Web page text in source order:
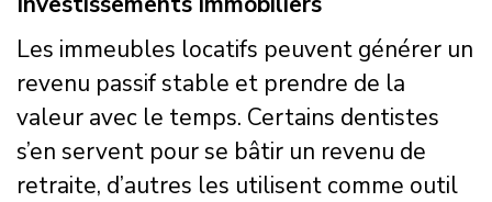
Les immeubles locatifs peuvent générer un
revenu passif stable et prendre de la
valeur avec le temps. Certains dentistes
s’en servent pour se bâtir un revenu de
retraite, d’autres les utilisent comme outil